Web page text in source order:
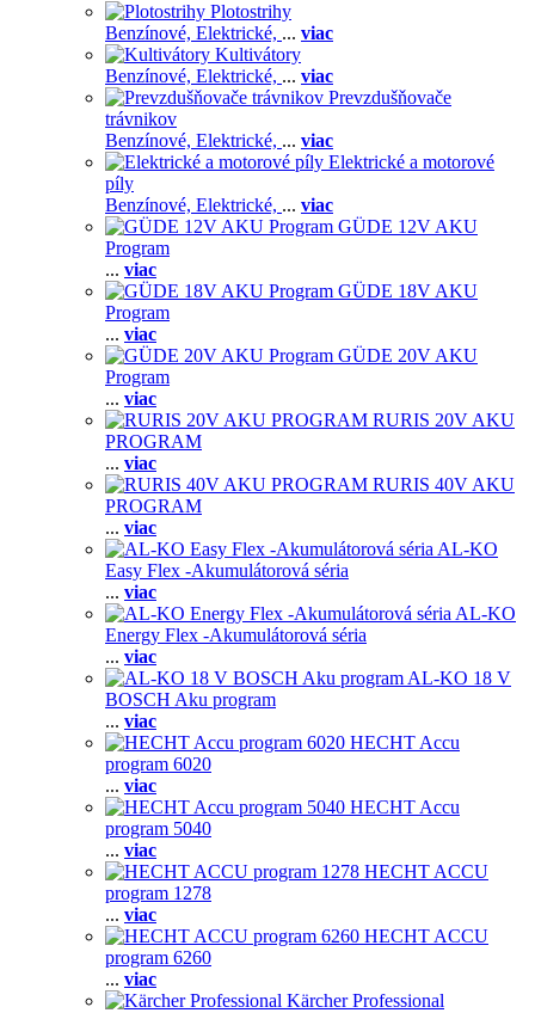
Plotostrihy
Benzínové, Elektrické, ... viac
Kultivátory
Benzínové, Elektrické, ... viac
Prevzdušňovače
trávnikov
Benzínové, Elektrické, ... viac
Elektrické a motorové
píly
Benzínové, Elektrické, ... viac
GÜDE 12V AKU
Program
... viac
GÜDE 18V AKU
Program
... viac
GÜDE 20V AKU
Program
... viac
RURIS 20V AKU
PROGRAM
... viac
RURIS 40V AKU
PROGRAM
... viac
AL-KO
Easy Flex -Akumulátorová séria
... viac
AL-KO
Energy Flex -Akumulátorová séria
... viac
AL-KO 18 V
BOSCH Aku program
... viac
HECHT Accu
program 6020
... viac
HECHT Accu
program 5040
... viac
HECHT ACCU
program 1278
... viac
HECHT ACCU
program 6260
... viac
Kärcher Professional